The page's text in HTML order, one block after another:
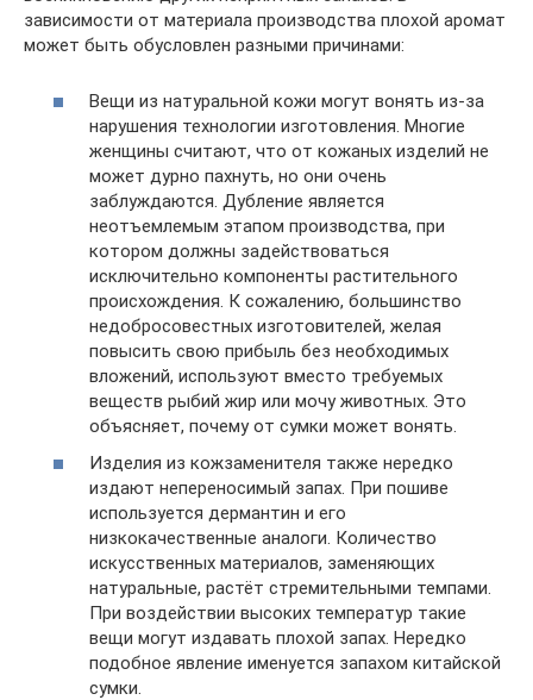
зависимости от материала производства плохой аромат
может быть обусловлен разными причинами:
Вещи из натуральной кожи могут вонять из-за
нарушения технологии изготовления. Многие
женщины считают, что от кожаных изделий не
может дурно пахнуть, но они очень
заблуждаются. Дубление является
неотъемлемым этапом производства, при
котором должны задействоваться
исключительно компоненты растительного
происхождения. К сожалению, большинство
недобросовестных изготовителей, желая
повысить свою прибыль без необходимых
вложений, используют вместо требуемых
веществ рыбий жир или мочу животных. Это
объясняет, почему от сумки может вонять.
Изделия из кожзаменителя также нередко
издают непереносимый запах. При пошиве
используется дермантин и его
низкокачественные аналоги. Количество
искусственных материалов, заменяющих
натуральные, растёт стремительными темпами.
При воздействии высоких температур такие
вещи могут издавать плохой запах. Нередко
подобное явление именуется запахом китайской
сумки.